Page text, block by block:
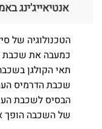
אנטיאייג'ינג
הטכנולוגיה של
כמעבה את שכבת
תאי הקולגן
שכבת הדרמיס
הבסיס לשכבת
של השכבה הופך